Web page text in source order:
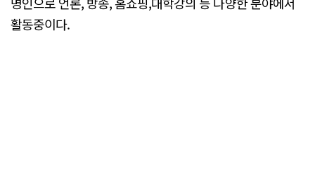
활동중이다.